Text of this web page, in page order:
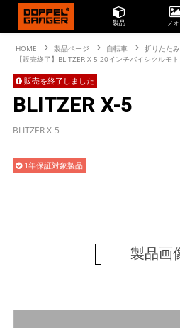
製品 フォ
HOME 製品ページ 自転車
折りたた
【販売終了】BLITZER X-5 20インチバイシクルモ
販売を終了しました
BLITZER X-5
BLITZER X-5
1年保証対象製品
製品画